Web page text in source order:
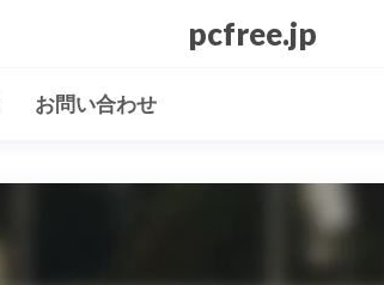
pcfree.jp
お問い合わせ